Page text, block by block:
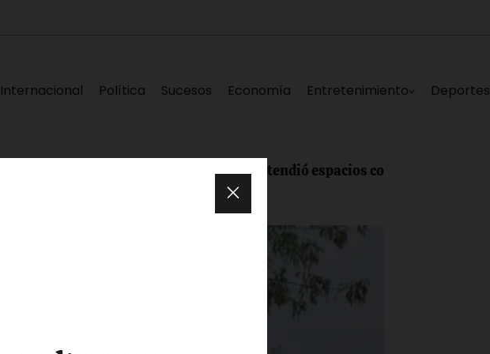
Internacional Política Sucesos Economía Entretenimiento Deportes
Jornada de desratización atendió espacios comunes de mercado popular en